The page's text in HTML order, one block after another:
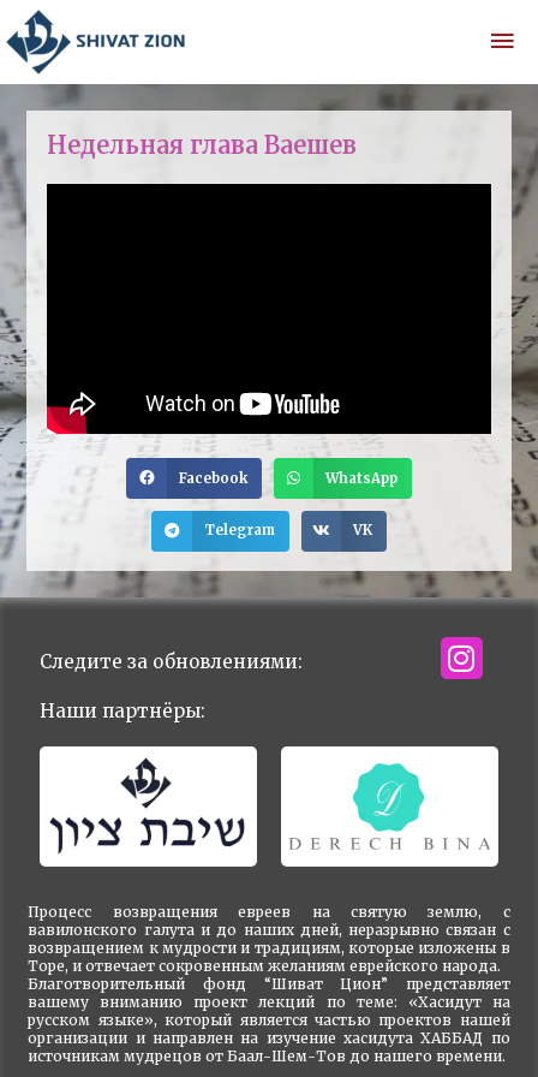
Недельная глава Ваешев
Facebook WhatsApp
Telegram VK
Процесс возвращения евреев на святую землю, с
вавилонского галута и до наших дней, неразрывно связан с
возвращением к мудрости и традициям, которые изложены в
Торе, и отвечает сокровенным желаниям еврейского народа.
Благотворительный фонд “Шиват Цион” представляет
вашему вниманию проект лекций по теме: «Хасидут на
русском языке», который является частью проектов нашей
организации и направлен на изучение хасидута ХАББАД по
источникам мудрецов от Баал-Шем-Тов до нашего времени.
Следите за обновлениями:
Наши партнёры: